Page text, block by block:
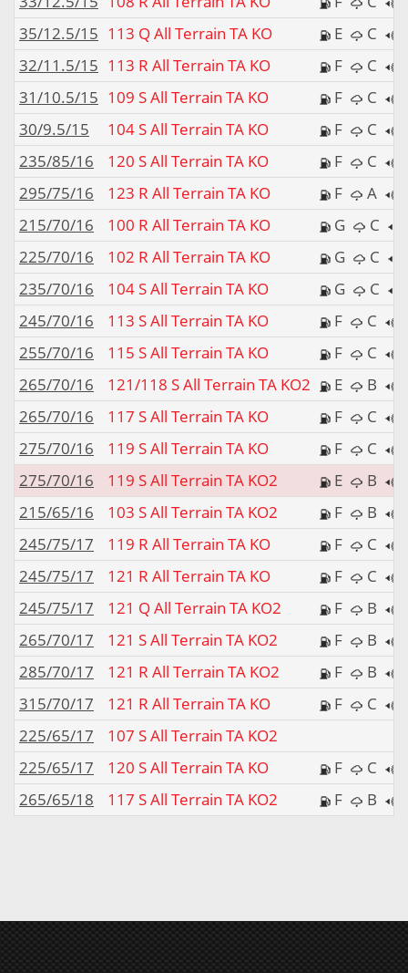
35/12.5/15 113 Q All Terrain TA KO E C
32/11.5/15 113 R All Terrain TA KO F C
31/10.5/15 109 S All Terrain TA KO F C
30/9.5/15
104 S All Terrain TA KO F C
235/85/16
120 S All Terrain TA KO F C
295/75/16
123 R All Terrain TA KO F A
215/70/16
100 R All Terrain TA KO G C
225/70/16
102 R All Terrain TA KO G C
235/70/16
104 S All Terrain TA KO G C
245/70/16
113 S All Terrain TA KO F C
255/70/16
115 S All Terrain TA KO F C
265/70/16
121/118 S All Terrain TA KO2 E B
265/70/16
117 S All Terrain TA KO F C
275/70/16
119 S All Terrain TA KO F C
275/70/16
119 S All Terrain TA KO2 E B
215/65/16
103 S All Terrain TA KO2 F B
245/75/17
119 R All Terrain TA KO F C
245/75/17
121 R All Terrain TA KO F C
245/75/17
121 Q All Terrain TA KO2 F B
265/70/17
121 S All Terrain TA KO2 F B
285/70/17
121 R All Terrain TA KO2 F B
315/70/17
121 R All Terrain TA KO F C
225/65/17
107 S All Terrain TA KO2
225/65/17
120 S All Terrain TA KO F C
265/65/18
117 S All Terrain TA KO2 F B